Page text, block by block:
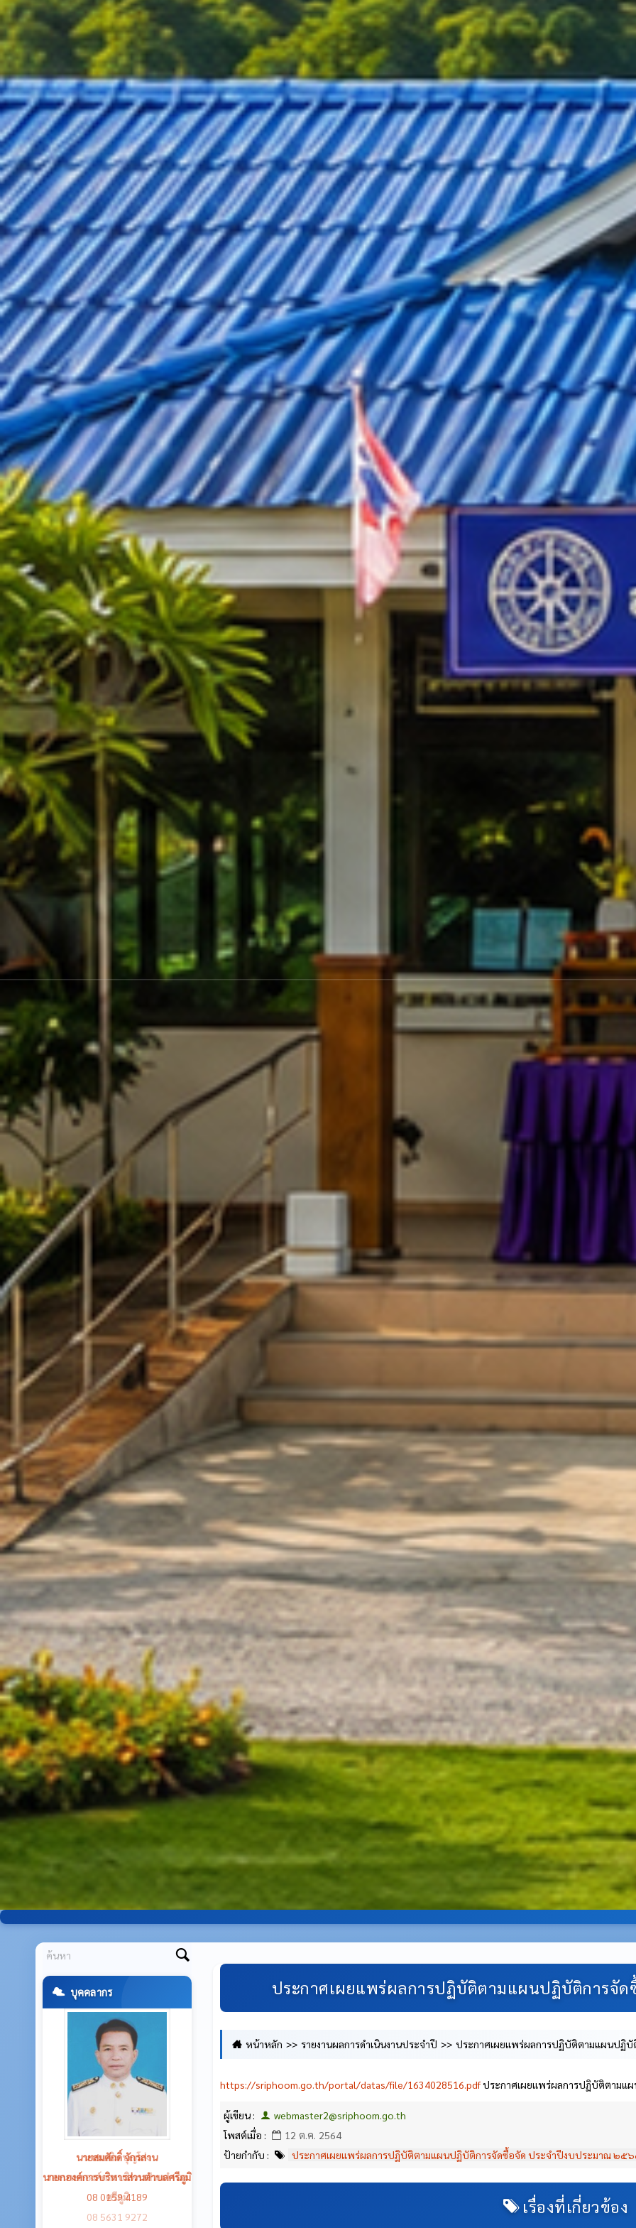
ประกาศเผยแพร่ผลการปฏิบัติตามแผนปฏิบัติการจั
หน้าหลัก รายงานผลการดำเนินงานประจำปี ประกาศเผยแพร่ผลการปฏิบัติตามแผนปฏิ
https://sriphoom.go.th/portal/datas/file/1634028516.pdfประกาศเผยแพร่ผลการปฏิบัติตาม
ผู้เขียน :
webmaster2@sriphoom.go.th
โพสต์เมื่อ :
12 ต.ค. 2564
ป้ายกำกับ :
ประกาศเผยแพร่ผลการปฏิบัติตามแผนปฏิบัติการจัดซื้อจัด ประจำปีงบประมาณ ๒๕
เรื่องที่เกี่ยวข้อง
บุคคลากร
นายเฉลิม บุญโก่ง
รองนายกองค์การบริหารส่วนตำบล
ศรีภูมิ
08 5631 9272